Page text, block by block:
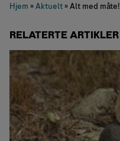
Hjem »Aktuelt»Alt med måte!
RELATERTE ARTIKLER